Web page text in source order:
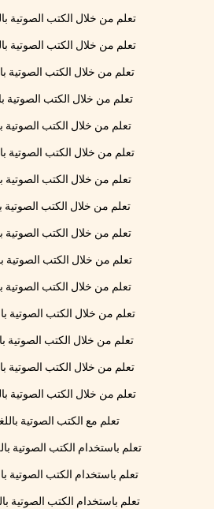
تعلم من خلال الكتب الصوتية
تعلم من خلال الكتب الصوتية
تعلم من خلال الكتب الصوتية
تعلم من خلال الكتب الصوتية
تعلم من خلال الكتب الصوتية
تعلم من خلال الكتب الصوتية
تعلم من خلال الكتب الصوتية
تعلم من خلال الكتب الصوتية
تعلم من خلال الكتب الصوتية
تعلم من خلال الكتب الصوتية
تعلم من خلال الكتب الصوتية
تعلم من خلال الكتب الصوتية
تعلم من خلال الكتب الصوتية
تعلم من خلال الكتب الصوتية
تعلم من خلال الكتب الصوتية
تعلم مع الكتب الصوتية
تعلم باستخدام الكتب الصوتية
تعلم باستخدام الكتب الصوتية
تعلم باستخدام الكتب الصوتية